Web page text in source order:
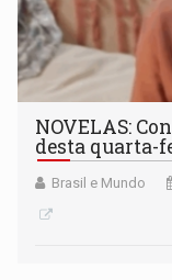
NOVELAS:
desta quarta-
Brasil e Mundo